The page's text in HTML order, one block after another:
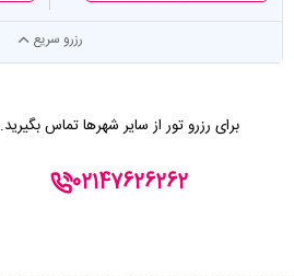
رزرو سریع
برای رزرو تور از سایر شهرها تماس بگیرید.
02147626262